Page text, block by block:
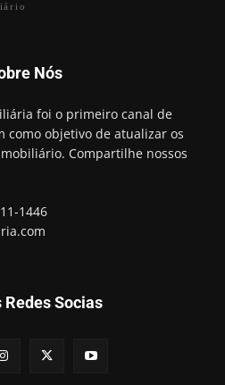
Nós
foi o primeiro canal de
como objetivo de atualizar os
Compartilhe nossos
1446
Redes Socias